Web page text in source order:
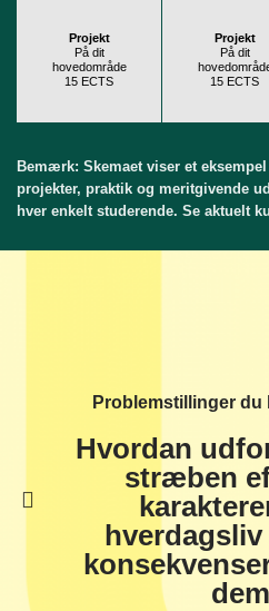
Projekt
På dit
hovedområde
15 ECTS
Projekt
På dit
15 ECTS
Bemærk: Skemaet viser et
projekter, praktik og meritgivende
hver enkelt studerende. Se aktuelt
Problemstillinger du
Hvordan
stræben